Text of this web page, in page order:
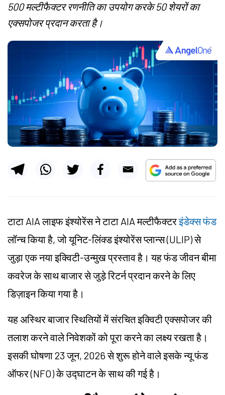
500 मल्टीफैक्टर रणनीति का उपयोग करके 50 शेयरों का
एक्सपोजर प्रदान करता है।
टाटा AIA लाइफ इंश्योरेंस ने टाटा AIA मल्टीफैक्टरइंडेक्स फंड
लॉन्च किया है, जो यूनिट-लिंक्ड इंश्योरेंस प्लान्स (ULIP) से
जुड़ा एक नया इक्विटी-उन्मुख प्रस्ताव है। यह फंड जीवन बीमा
कवरेज के साथ बाजार से जुड़े रिटर्न प्रदान करने के लिए
डिज़ाइन किया गया है।
यह अस्थिर बाजार स्थितियों में संरचित इक्विटी एक्सपोजर की
तलाश करने वाले निवेशकों को पूरा करने का लक्ष्य रखता है।
इसकी घोषणा 23 जून, 2026 से शुरू होने वाले इसके न्यू फंड
ऑफर (NFO) के उद्घाटन के साथ की गई है।